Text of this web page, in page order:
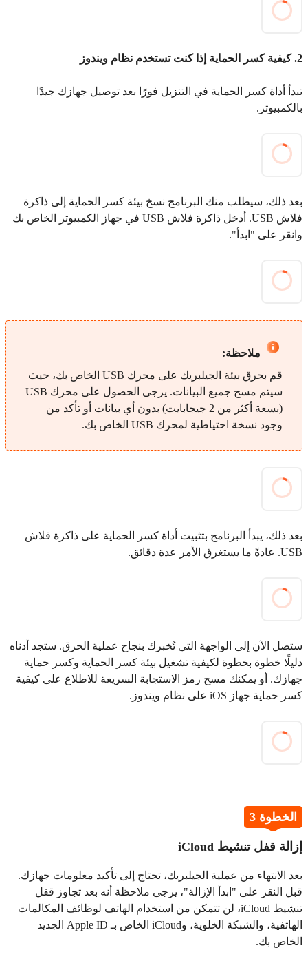
2. كيفية كسر الحماية إذا كنت تستخدم نظام ويندوز
تبدأ أداة كسر الحماية في التنزيل فورًا بعد توصيل جهازك جيدًا
بالكمبيوتر.
بعد ذلك، سيطلب منك البرنامج نسخ بيئة كسر الحماية إلى ذاكرة
فلاش USB. أدخل ذاكرة فلاش USB في جهاز الكمبيوتر الخاص بك
وانقر على "ابدأ".
ملاحظة:
قم بحرق بيئة الجيلبريك على محرك USB الخاص بك، حيث
سيتم مسح جميع البيانات. يرجى الحصول على محرك USB
(بسعة أكثر من 2 جيجابايت) بدون أي بيانات أو تأكد من
وجود نسخة احتياطية لمحرك USB الخاص بك.
بعد ذلك، يبدأ البرنامج بتثبيت أداة كسر الحماية على ذاكرة فلاش
USB. عادةً ما يستغرق الأمر عدة دقائق.
ستصل الآن إلى الواجهة التي تُخبرك بنجاح عملية الحرق. ستجد أدناه
دليلًا خطوة بخطوة لكيفية تشغيل بيئة كسر الحماية وكسر حماية
جهازك. أو يمكنك مسح رمز الاستجابة السريعة للاطلاع على كيفية
كسر حماية جهاز iOS على نظام ويندوز.
الخطوة 3
إزالة قفل تنشيط iCloud
بعد الانتهاء من عملية الجيلبريك، تحتاج إلى تأكيد معلومات جهازك.
قبل النقر على "ابدأ الإزالة"، يرجى ملاحظة أنه بعد تجاوز قفل
تنشيط iCloud، لن تتمكن من استخدام الهاتف لوظائف المكالمات
الهاتفية، والشبكة الخلوية، وiCloud الخاص بـ Apple ID الجديد
الخاص بك.